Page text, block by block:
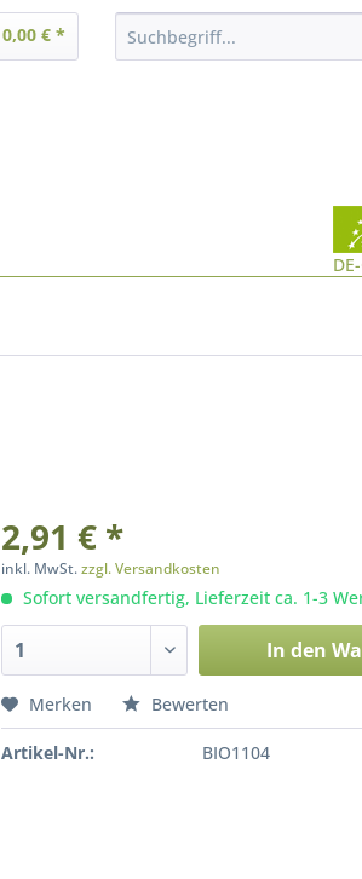
0,00 € *
2,91 € *
inkl. MwSt.zzgl. Versandkosten
Sofort versandfertig, Lieferzeit ca. 1-3
In den
Merken Bewerten
Artikel-Nr.: BIO1104